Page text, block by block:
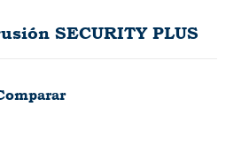
SECURITY PLUS